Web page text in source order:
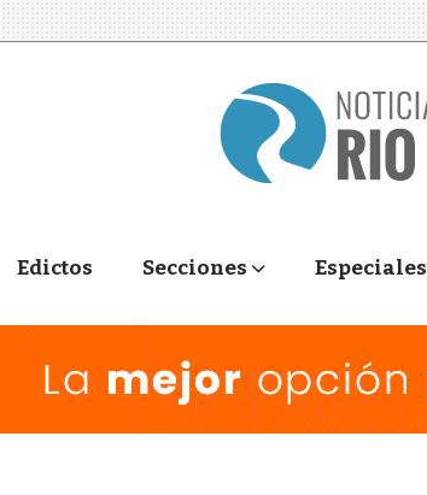
Edictos Secciones Especiales